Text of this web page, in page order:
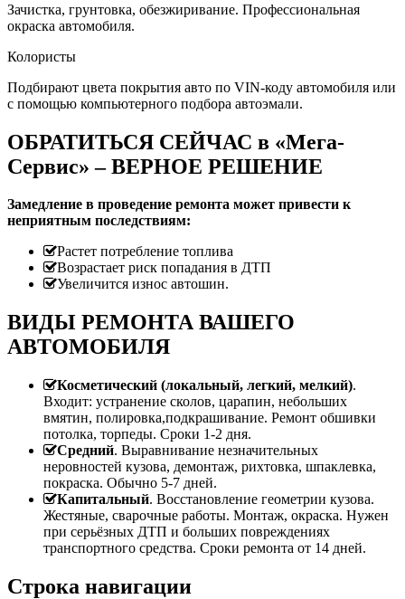
Зачистка, грунтовка, обезжиривание. Профессиональная
окраска автомобиля.
Колористы
Подбирают цвета покрытия авто по VIN-коду автомобиля или
с помощью компьютерного подбора автоэмали.
ОБРАТИТЬСЯ СЕЙЧАС в «Мега-
Сервис» – ВЕРНОЕ РЕШЕНИЕ
Замедление в проведение ремонта может привести к
неприятным последствиям:
Растет потребление топлива
Возрастает риск попадания в ДТП
Увеличится износ автошин.
ВИДЫ РЕМОНТА ВАШЕГО
АВТОМОБИЛЯ
Косметический (локальный, легкий, мелкий).
Входит: устранение сколов, царапин, небольших
вмятин, полировка,подкрашивание. Ремонт обшивки
потолка, торпеды. Сроки 1-2 дня.
Средний. Выравнивание незначительных
неровностей кузова, демонтаж, рихтовка, шпаклевка,
покраска. Обычно 5-7 дней.
Капитальный. Восстановление геометрии кузова.
Жестяные, сварочные работы. Монтаж, окраска. Нужен
при серьёзных ДТП и больших повреждениях
транспортного средства. Сроки ремонта от 14 дней.
Строка навигации